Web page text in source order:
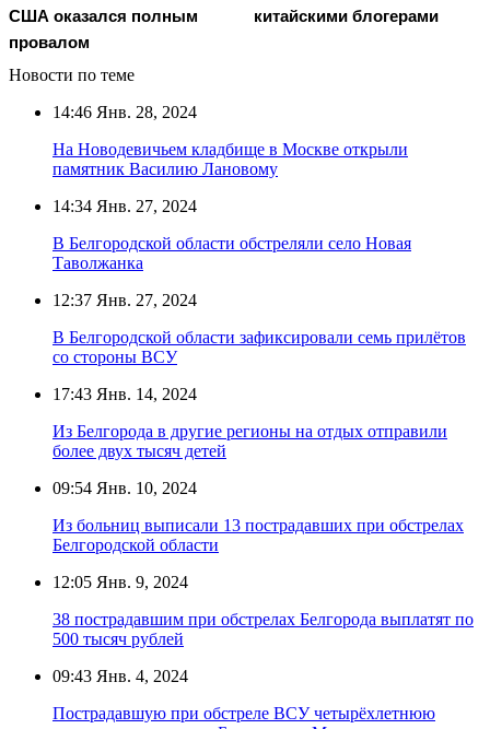
США оказался полным
провалом
китайскими блогерами
Новости по теме
14:46 Янв. 28, 2024
На Новодевичьем кладбище в Москве открыли
памятник Василию Лановому
14:34 Янв. 27, 2024
В Белгородской области обстреляли село Новая
Таволжанка
12:37 Янв. 27, 2024
В Белгородской области зафиксировали семь прилётов
со стороны ВСУ
17:43 Янв. 14, 2024
Из Белгорода в другие регионы на отдых отправили
более двух тысяч детей
09:54 Янв. 10, 2024
Из больниц выписали 13 пострадавших при обстрелах
Белгородской области
12:05 Янв. 9, 2024
38 пострадавшим при обстрелах Белгорода выплатят по
500 тысяч рублей
09:43 Янв. 4, 2024
Пострадавшую при обстреле ВСУ четырёхлетнюю